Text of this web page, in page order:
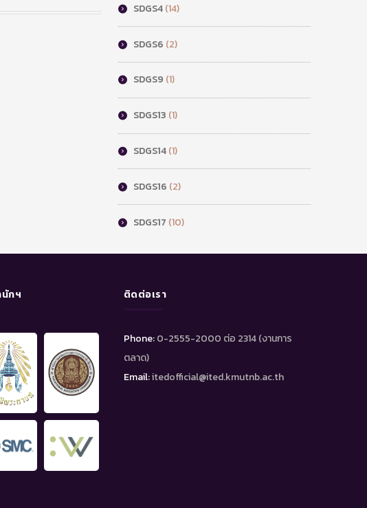
SDGS4(14)
SDGS6 (2)
SDGS9 (1)
SDGS13 (1)
SDGS14(1)
SDGS16 (2)
SDGS17 (10)
กฯ ติดต่อเรา
Phone:0-2555-2000 ต่อ 2314 (งานการ
ตลาด)
Email:itedofficial@ited.kmutnb.ac.th